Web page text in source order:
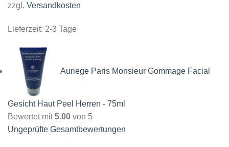
zzgl. Versandkosten
Lieferzeit: 2-3 Tage
Auriege Paris Monsieur Gommage Facial
Gesicht Haut Peel Herren - 75ml
Bewertet mit5.00 von 5
Ungeprüfte Gesamtbewertungen